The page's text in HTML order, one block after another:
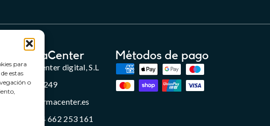
para
estas
o
FarmaCenter
Farmacenter digital, S.L
B24836249
info@farmacenter.es
Telf. +34 662 253 161
Métodos de pago